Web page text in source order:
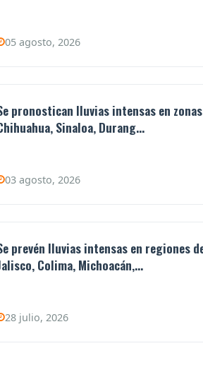
05 agosto, 2026
pronostican lluvias intensas en
Sinaloa, Durang...
03 agosto, 2026
prevén lluvias intensas en regiones
Colima, Michoacán,...
28 julio, 2026